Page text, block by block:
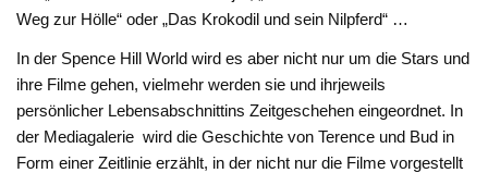
Weg zur Hölle“ oder „Das Krokodil und sein Nilpferd“ …
In der Spence Hill World wird es aber nicht nur um die Stars und
ihre Filme gehen, vielmehr werden sie und ihrjeweils
persönlicher Lebensabschnittins Zeitgeschehen eingeordnet. In
der Mediagalerie wird die Geschichte von Terence und Bud in
Form einer Zeitlinie erzählt, in der nicht nur die Filme vorgestellt